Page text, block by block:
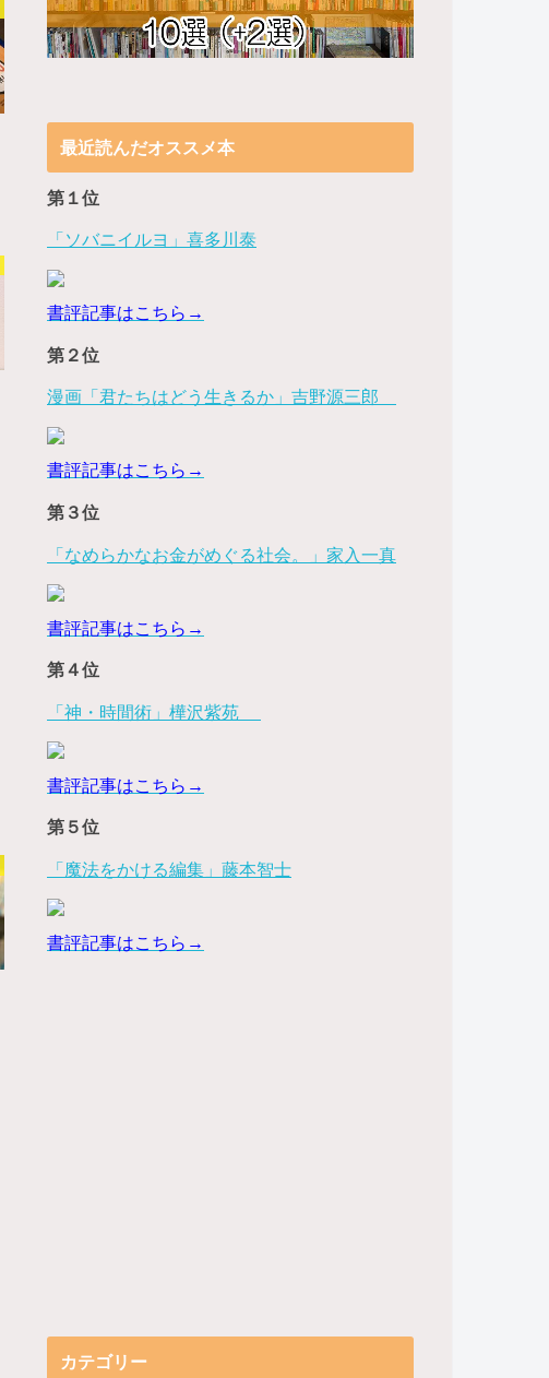
最近読んだオススメ本
第１位
「ソバニイルヨ」喜多川泰
書評記事はこちら→
第２位
漫画「君たちはどう生きるか」吉野源三郎
書評記事はこちら→
第３位
「なめらかなお金がめぐる社会。」家入一真
書評記事はこちら→
第４位
「神・時間術」樺沢紫苑
書評記事はこちら→
第５位
「魔法をかける編集」藤本智士
書評記事はこちら→
カテゴリー